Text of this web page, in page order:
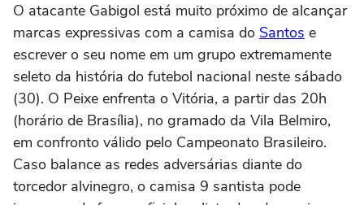
O atacante Gabigol está muito próximo de alcançar
marcas expressivas com a camisa do Santos e
escrever o seu nome em um grupo extremamente
seleto da história do futebol nacional neste sábado
(30). O Peixe enfrenta o Vitória, a partir das 20h
(horário de Brasília), no gramado da Vila Belmiro,
em confronto válido pelo Campeonato Brasileiro.
Caso balance as redes adversárias diante do
torcedor alvinegro, o camisa 9 santista pode